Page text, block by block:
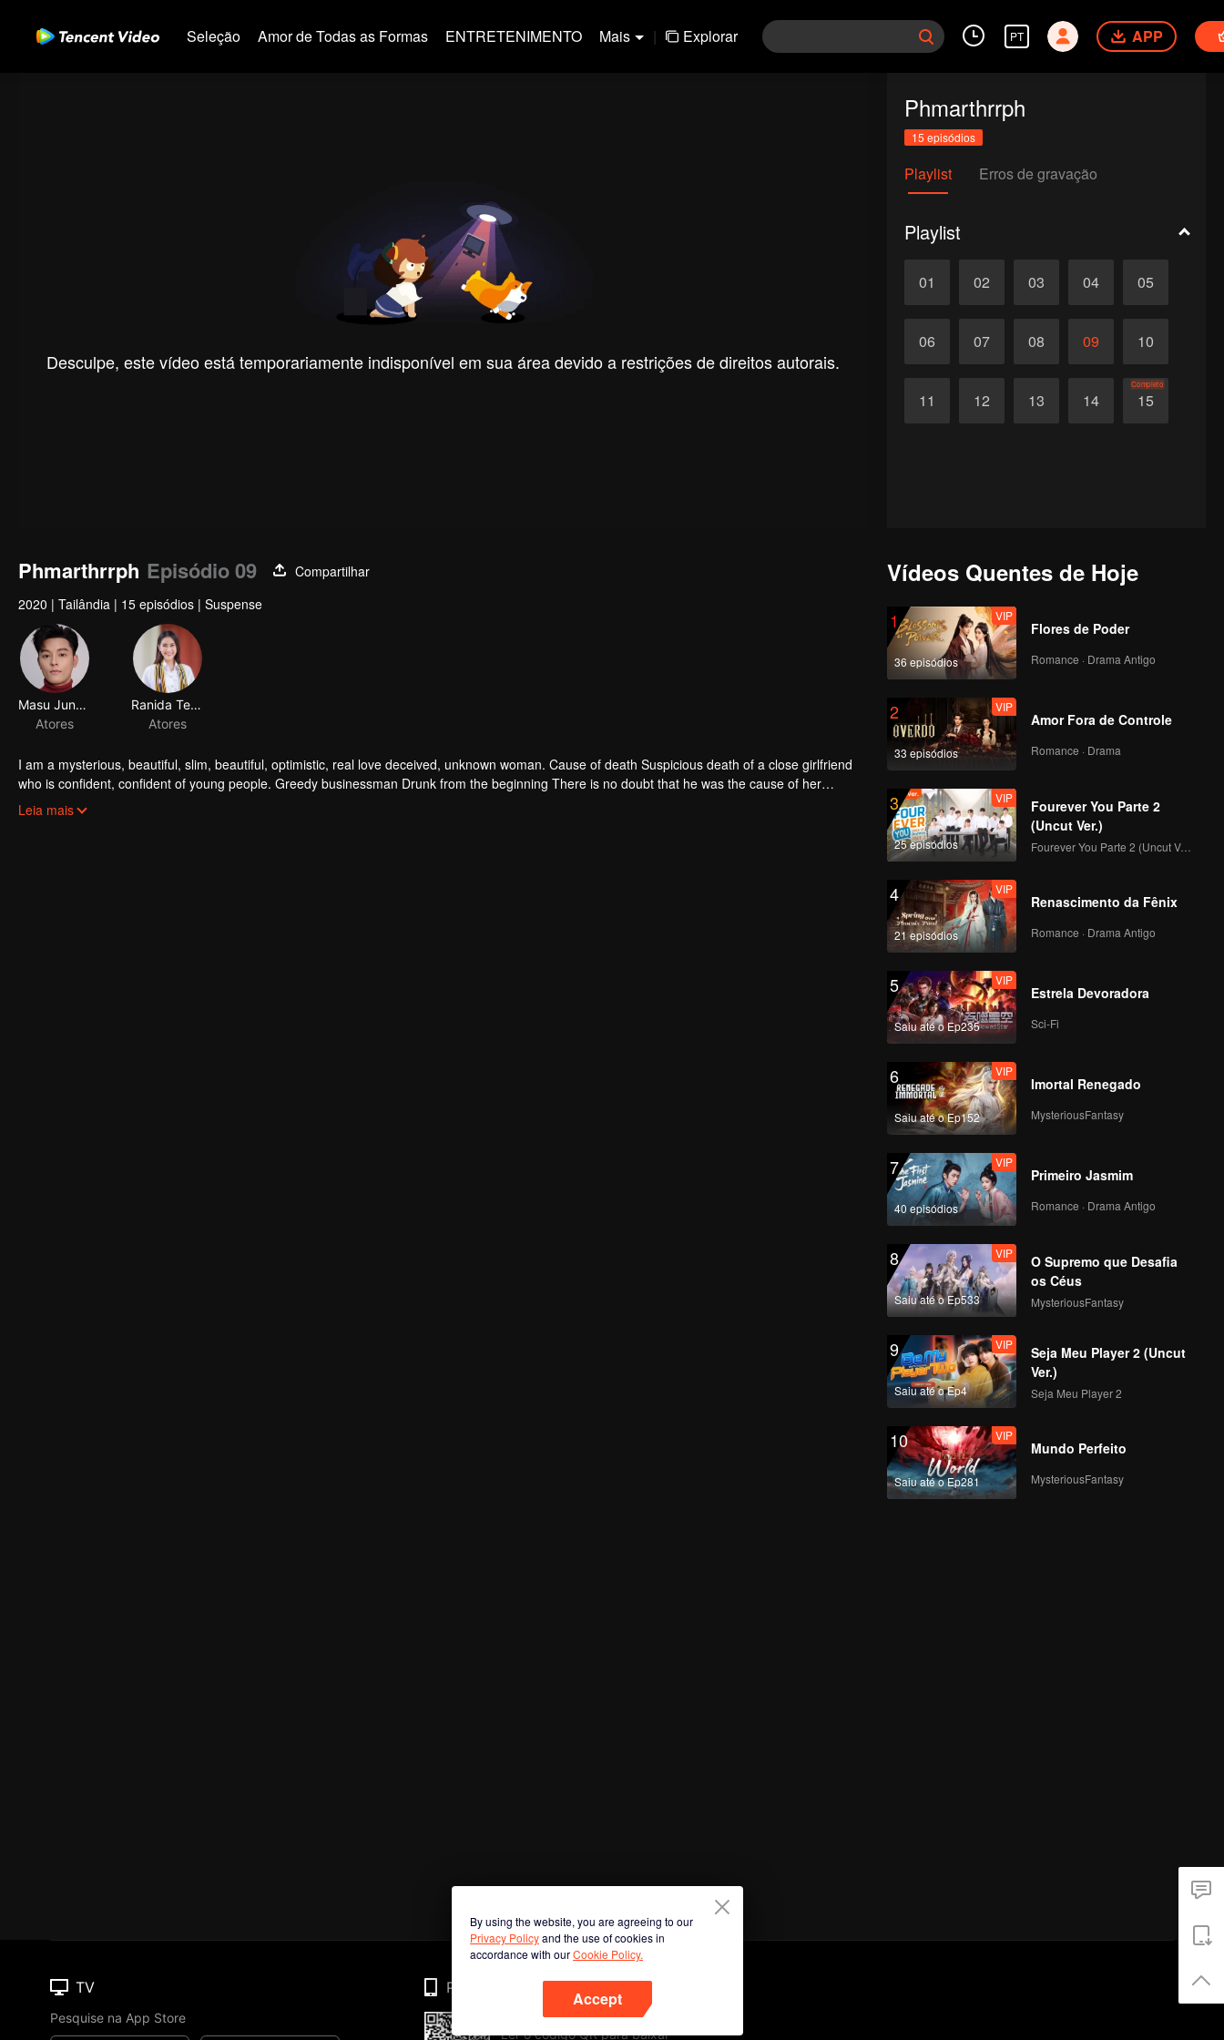
Seleção Amor de Todas as Formas ENTRETENIMENTO Mais | Explorar PT APP
Desculpe, este vídeo está temporariamente indisponível em sua área devido a restrições de direitos autorais.
Phmarthrrph
15 episódios
Playlist Erros de gravação
Playlist
01 02 03 04 05
06 07 08 09 10
11 12 13 14 15
Completo
Phmarthrrph Episódio 09
Compartilhar
2020 | Tailândia | 15 episódios | Suspense
Masu Junyangdikul
Atores
Ranida Techasit
Atores
I am a mysterious, beautiful, slim, beautiful, optimistic, real love deceived, unknown woman. Cause of death Suspicious death of a close girlfriend
who is confident, confident of young people. Greedy businessman Drunk from the beginning There is no doubt that he was the cause of her
girlfriend's death. Trying to find out the truth But in the end, she had to give up some reasons. At the same time, Yu tried to attract her attention.
Leia mais
Vídeos Quentes de Hoje
1
36 episódios
VIP
Flores de Poder
Romance · Drama Antigo
2
33 episódios
VIP
Amor Fora de Controle
Romance · Drama
3
25 episódios
VIP
Fourever You Parte 2
(Uncut Ver.)
Fourever You Parte 2 (Uncut Ver.)
4
21 episódios
VIP
Renascimento da Fênix
Romance · Drama Antigo
5
Saiu até o Ep235
VIP
Estrela Devoradora
Sci-Fi
6
Saiu até o Ep152
VIP
Imortal Renegado
MysteriousFantasy
7
40 episódios
VIP
Primeiro Jasmim
Romance · Drama Antigo
8
Saiu até o Ep533
VIP
O Supremo que Desafia
os Céus
MysteriousFantasy
9
Saiu até o Ep4
VIP
Seja Meu Player 2 (Uncut
Ver.)
Seja Meu Player 2
10
Saiu até o Ep281
VIP
Mundo Perfeito
MysteriousFantasy
By using the website, you are agreeing to our
Privacy Policyand the use of cookies in
accordance with ourCookie Policy.
Accept
TV
Pesquise na App Store
Phone
Ler o código QR para baixar